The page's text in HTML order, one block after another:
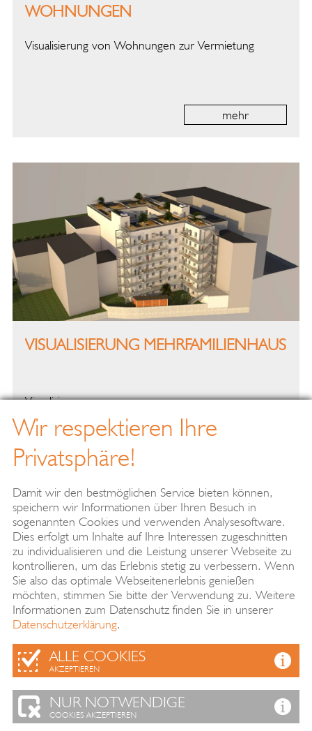
WOHNUNGEN
Visualisierung von Wohnungen zur Vermietung
mehr
VISUALISIERUNG MEHRFAMILIENHAUS
Visualisierung
START
ARCHITEKTEN UND INGENIEURE
PROJEKTE
KONTAKT
DATENSCHUTZ
IMPRESSUM
kmg Architekten und Ingenieure
Kablitz - Meinel - Guderian PartG mbB
Berliner Straße 1
06886 Lutherstadt Wittenberg
Wir respektieren Ihre
Privatsphäre!
Damit wir den bestmöglichen Service bieten können,
speichern wir Informationen über Ihren Besuch in
sogenannten Cookies und verwenden Analysesoftware.
Dies erfolgt um Inhalte auf Ihre Interessen zugeschnitten
zu individualisieren und die Leistung unserer Webseite zu
kontrollieren, um das Erlebnis stetig zu verbessern. Wenn
Sie also das optimale Webseitenerlebnis genießen
möchten, stimmen Sie bitte der Verwendung zu. Weitere
Informationen zum Datenschutz finden Sie in unserer
Datenschutzerklärung.
ALLE COOKIES
AKZEPTIEREN
NUR NOTWENDIGE
COOKIES AKZEPTIEREN